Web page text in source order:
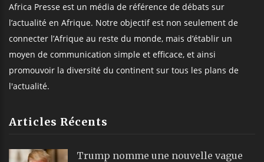
Africa Presse est un média de référence de débats sur
l’actualité en Afrique. Notre objectif est non seulement de
connecter l’Afrique au reste du monde, mais d’établir un
moyen de communication simple et efficace, et ainsi
promouvoir la diversité du continent sur tous les plans de
l'actualité.
Articles Récents
Trump nomme une nouvelle vague